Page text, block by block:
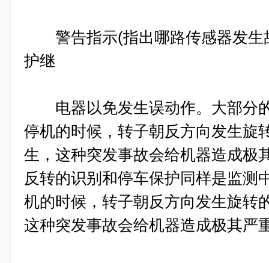
警告指示(指出哪路传感器发生
护继
电器以免发生误动作。大部分
停机的时候，转子朝反方向发生旋
生，这种突发事故会给机器造成极
反转的识别和停车保护同样是监测
机的时候，转子朝反方向发生旋转
这种突发事故会给机器造成极其严